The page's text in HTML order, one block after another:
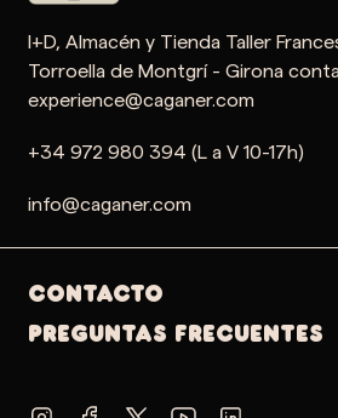
I+D, Almacén y Tienda Taller
Torroella de Montgrí - Girona
experience@caganer.com
+34 972 980 394 (L a V 10-17h)
info@caganer.com
Contacto
PREGUNTAS FRECUENTES